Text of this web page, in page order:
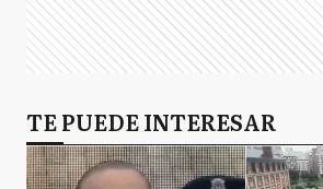
TE PUEDE INTERESAR